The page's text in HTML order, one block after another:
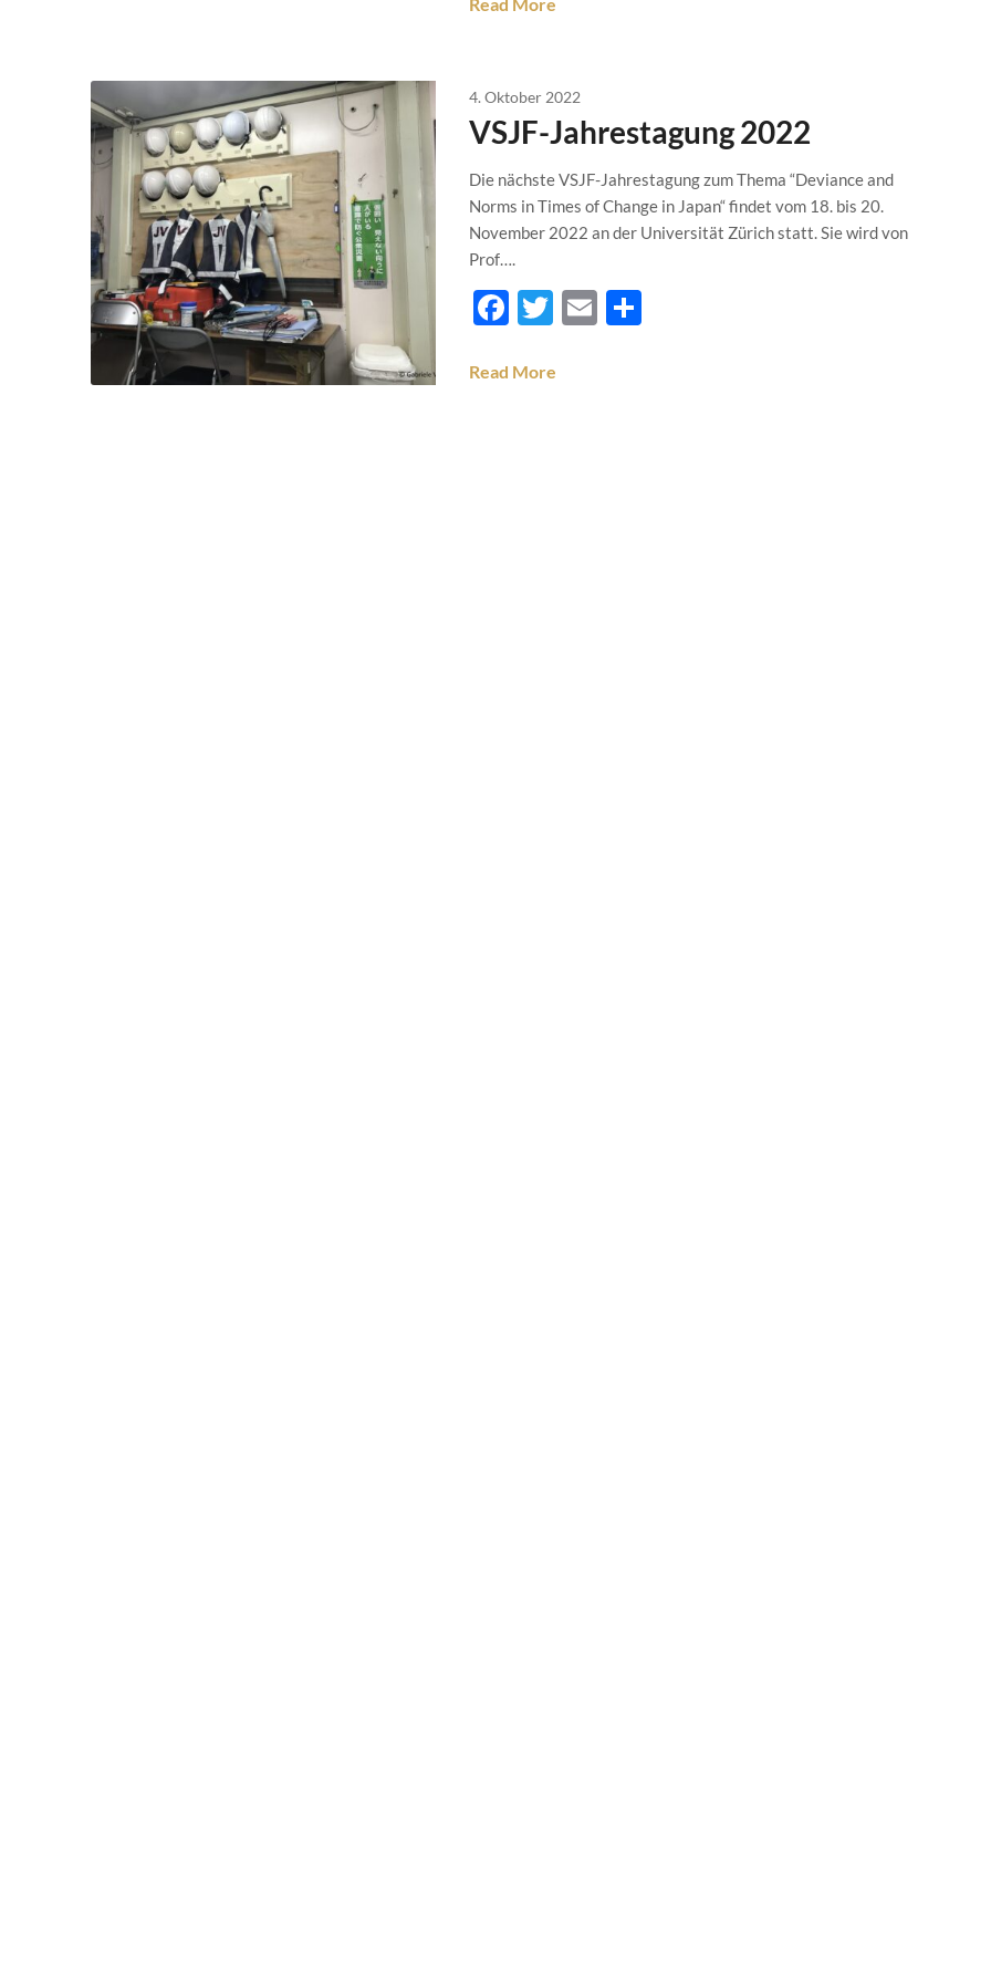
4. Oktober 2022
VSJF-Jahrestagung 2022
Die nächste VSJF-Jahrestagung zum Thema “Deviance and
Norms in Times of Change in Japan“ findet vom 18. bis 20.
November 2022 an der Universität Zürich statt. Sie wird von
Prof….
Facebook
Twitter
EmailTeilen
Read More